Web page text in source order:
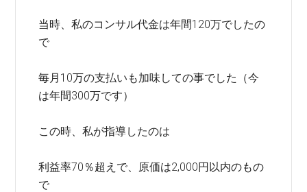
当時、私のコンサル代金は年間120万でしたの
で
毎月10万の支払いも加味しての事でした（今
は年間300万です）
この時、私が指導したのは
利益率70％超えで、原価は2,000円以内のもの
で